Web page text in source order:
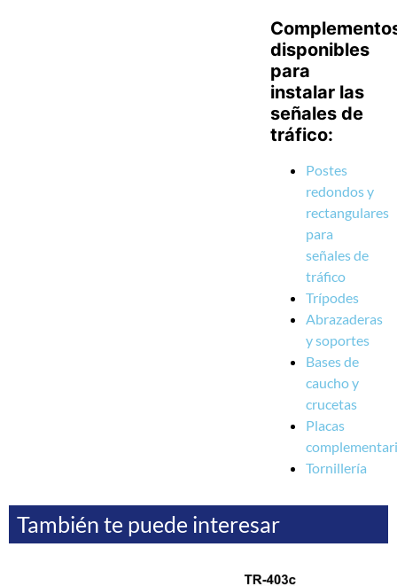
disponibles
para
instalar las
señales de
tráfico:
Postes
redondos y
rectangulares
para
señales de
tráfico
Trípodes
Abrazaderas
y soportes
Bases de
caucho y
crucetas
Placas
Tornillería
También te puede interesar